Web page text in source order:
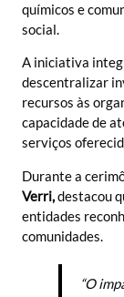
químicos e
social.
A iniciativa
descentralizar
recursos às
capacidade de
serviços
Durante a
Verri,destacou
entidades
comunidades.
“O